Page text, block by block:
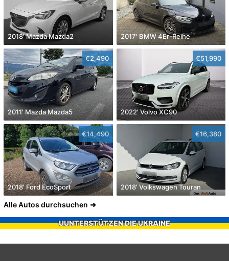
2018' Mazda Mazda2 2017' BMW 4Er-Reihe
€2,490
2011' Mazda Mazda5
€51,990
2022' Volvo XC90
€14,490
2018' Ford EcoSport
€16,380
2018' Volkswagen Touran
Alle Autos durchsuchen
UUNTERSTÜTZEN DIE UKRAINE